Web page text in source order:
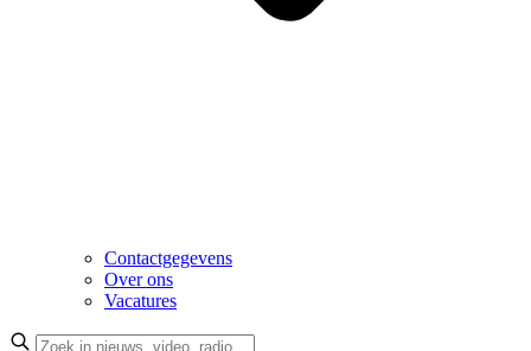
Contactgegevens
Over ons
Vacatures